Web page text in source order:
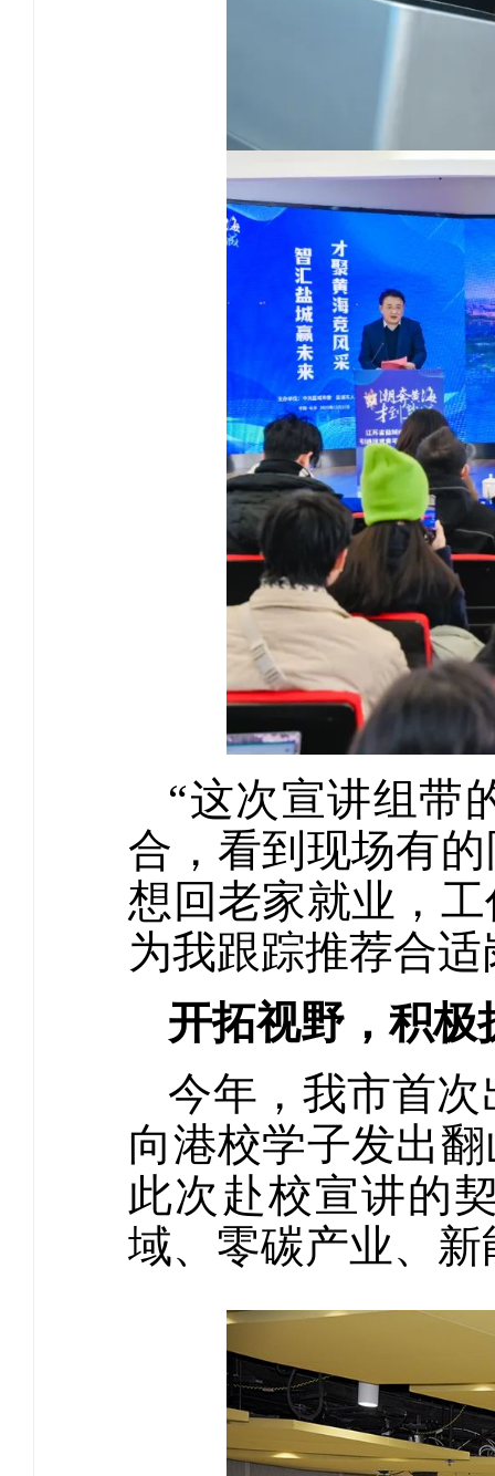
“这次宣讲组带
合，看到现场有
想回老家就业，
为我跟踪推荐合
开拓视野，积极
今年，我市首
向港校学子发出
此次赴校宣讲的
域、零碳产业、